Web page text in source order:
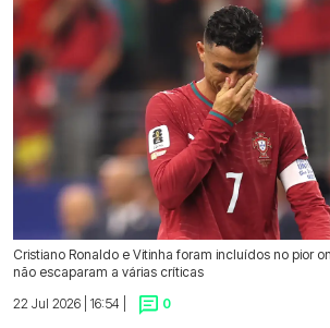
Cristiano Ronaldo e Vitinha foram incluídos no pior
não escaparam a várias críticas
22 Jul 2026 | 16:54 |
0